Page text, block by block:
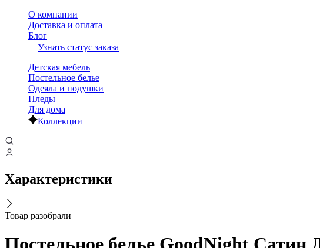
О компании
Доставка и оплата
Блог
Узнать статус заказа
Детская мебель
Постельное белье
Одеяла и подушки
Пледы
Для дома
Коллекции
Характеристики
Товар разобрали